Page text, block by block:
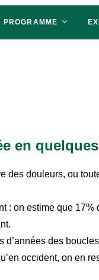
Paris
PROGRAMME
en
des douleurs, ou
: on estime que
d’années des
occident, on en